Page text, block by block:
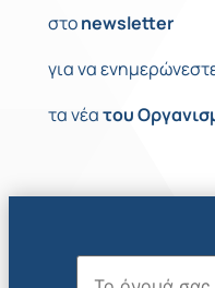
στοnewsletter
για να
τα νέατου
Όνομα